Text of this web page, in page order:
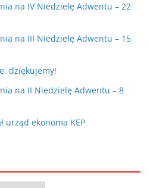
na IV Niedzielę Adwentu – 22
na III Niedzielę Adwentu – 15
dziękujemy!
na II Niedzielę Adwentu – 8
urząd ekonoma KEP